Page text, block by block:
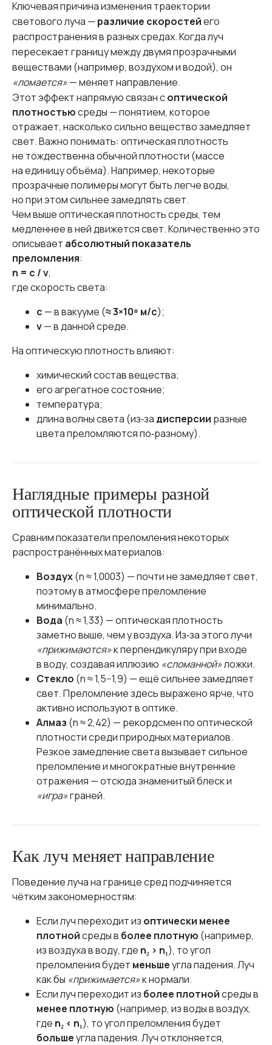
Ключевая причина изменения траектории
светового луча — различие скоростейего
распространения в разных средах. Когда луч
пересекает границу между двумя прозрачными
веществами (например, воздухом и водой), он
«ломается»— меняет направление.
Этот эффект напрямую связан соптической
плотностьюсреды — понятием, которое
отражает, насколько сильно вещество замедляет
свет. Важно понимать: оптическая плотность
не тождественна обычной плотности (массе
на единицу объёма). Например, некоторые
прозрачные полимеры могут быть легче воды,
но при этом сильнее замедлять свет.
Чем выше оптическая плотность среды, тем
медленнее в ней движется свет. Количественно это
описывает абсолютный показатель
преломления:
n = c / v,
где скорость света:
c — в вакууме (≈ 3×10⁸ м/с);
v— в данной среде.
На оптическую плотность влияют:
химический состав вещества;
его агрегатное состояние;
температура;
длина волны света (из‑за дисперсии разные
цвета преломляются по‑разному).
Наглядные примеры разной
оптической плотности
Сравним показатели преломления некоторых
распространённых материалов:
Воздух(n ≈ 1,0003) — почти не замедляет свет,
поэтому в атмосфере преломление
минимально.
Вода (n ≈ 1,33) — оптическая плотность
заметно выше, чем у воздуха. Из‑за этого лучи
«прижимаются»к перпендикуляру при входе
в воду, создавая иллюзию «сломанной»ложки.
Стекло (n ≈ 1,5−1,9) — ещё сильнее замедляет
свет. Преломление здесь выражено ярче, что
активно используют в оптике.
Алмаз (n ≈ 2,42) — рекордсмен по оптической
плотности среди природных материалов.
Резкое замедление света вызывает сильное
преломление и многократные внутренние
отражения — отсюда знаменитый блеск и
«игра»граней.
Как луч меняет направление
Поведение луча на границе сред подчиняется
чётким закономерностям:
Если луч переходит из оптически менее
плотнойсреды в более плотную (например,
из воздуха в воду, где n₂ > n₁), то угол
преломления будет меньшеугла падения. Луч
как бы «прижимается»к нормали.
Если луч переходит из более плотнойсреды в
менее плотную (например, из воды в воздух,
где n₂ < n₁), то угол преломления будет
большеугла падения. Луч отклоняется,